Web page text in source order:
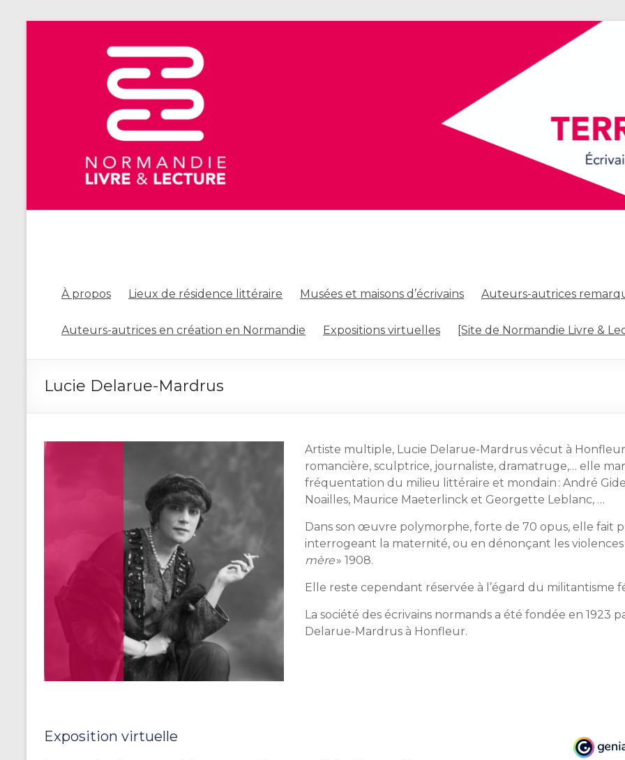
À propos Lieux de résidence littéraire Musées et maisons d’écrivains Auteurs-autrices
Auteurs-autrices en création en Normandie Expositions virtuelles [Site de Normandie Livre &
Lucie Delarue-Mardrus
Artiste multiple, Lucie Delarue-Mardrus vécut à
romancière, sculptrice, journaliste, dramatruge,… elle
fréquentation du milieu littéraire et mondain : André
Noai lles, Maurice Maeterlinck et Georgette Leblanc, …
Dans son œuvre polymorphe, forte de 70 opus, elle fait
interrogeant la maternité, ou en dénonçant les
mère» 1908.
Elle reste cependant réservée à l’égard du militantisme
La société des écrivains normands a été fondée en 1923
Delarue-Mardrus à Honfleur.
Exposition virtuelle